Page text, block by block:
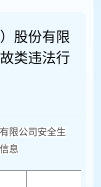
股份有限
类违法行
限公司安全生
息